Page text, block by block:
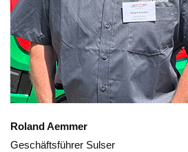
Roland Aemmer
Geschäftsführer Sulser